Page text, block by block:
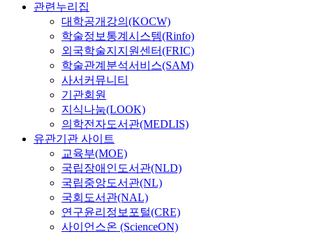
재
결
관련누리집
대학공개강의(KOCW)
학술정보통계시스템(Rinfo)
외국학술지지원센터(FRIC)
학술관계분석서비스(SAM)
사서커뮤니티
기관회원
지식나눔(LOOK)
의학전자도서관(MEDLIS)
유관기관 사이트
교육부(MOE)
국립장애인도서관(NLD)
국립중앙도서관(NL)
국회도서관(NAL)
연구윤리정보포털(CRE)
사이언스온 (ScienceON)